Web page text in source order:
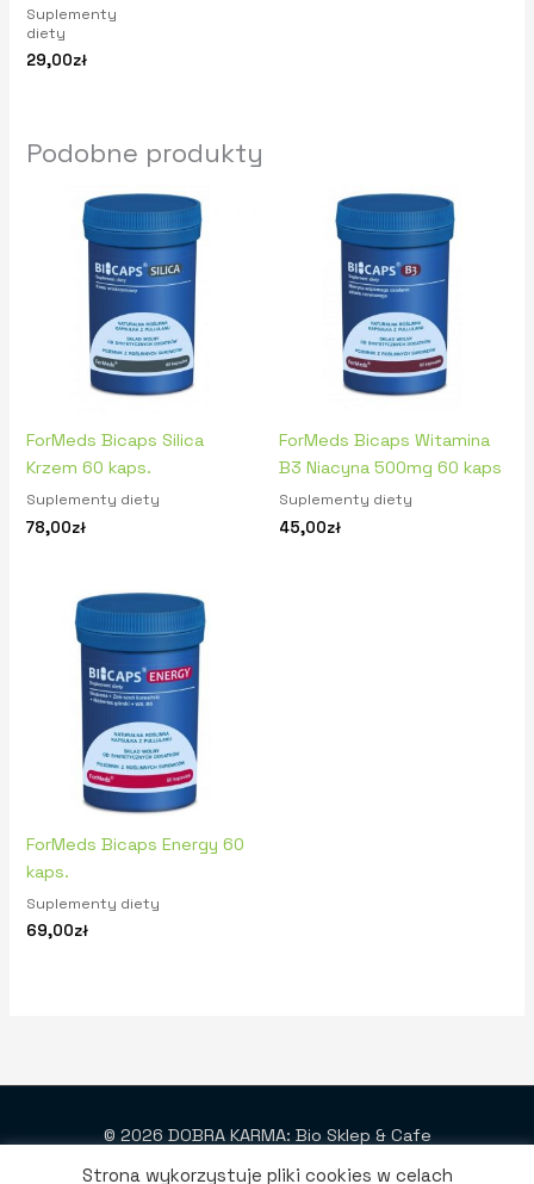
Suplementy
diety
29,00zł
Podobne produkty
ForMeds Bicaps Silica
Krzem 60 kaps.
Suplementy diety
78,00zł
ForMeds Bicaps Witamina
B3 Niacyna 500mg 60 kaps
Suplementy diety
45,00zł
ForMeds Bicaps Energy 60
kaps.
Suplementy diety
69,00zł
© 2026 DOBRA KARMA: Bio Sklep & Cafe
Projekt i wykonanie: SmartWeb
Strona wykorzystuje pliki cookies w celach